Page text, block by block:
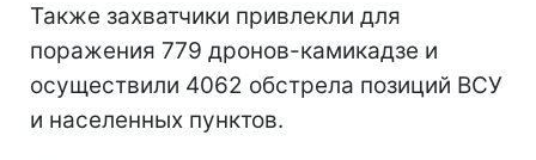
Также захватчики привлекли для
поражения 779 дронов-камикадзе и
осуществили 4062 обстрела позиций ВСУ
и населенных пунктов.